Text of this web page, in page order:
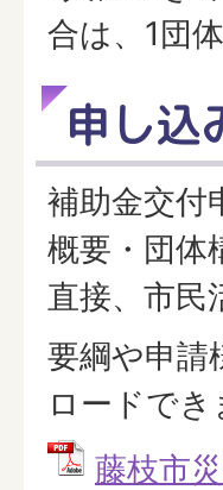
合は、1団
申し込
補助金交付
概要・団体
直接、市民
要綱や申請
ロードでき
藤枝市